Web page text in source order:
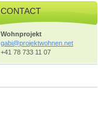
CONTACT
Wohnprojekt
gabi@projektwohnen.net
+41 78 733 11 07